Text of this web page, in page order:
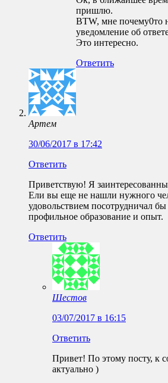
пришлю.
BTW, мне почему0то
уведомление об
Это интересно.
Ответить
Артем
30/06/2017 в 17:42
Ответить
Приветствую! Я
Ели вы еще не нашли нужного
удовольствием посотрудничал
профильное образование и опыт.
Ответить
Шестов
03/07/2017 в 16:15
Ответить
Привет! По этому посту, к
актуально )